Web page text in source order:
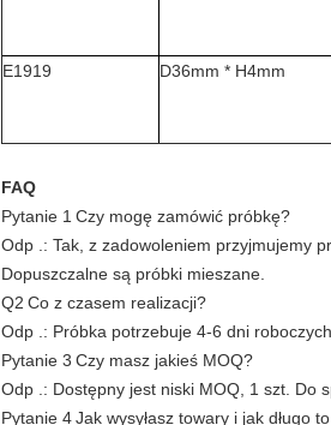
E1919
D36mm * H4mm
FAQ
Pytanie 1 Czy mogę zamówić próbkę?
Odp .: Tak, z zadowoleniem przyjmujemy
Dopuszczalne są próbki mieszane.
Q2 Co z czasem realizacji?
Odp .: Próbka potrzebuje 4-6 dni
Pytanie 3 Czy masz jakieś MOQ?
Odp .: Dostępny jest niski MOQ, 1 szt. Do
Pytanie 4Jak wysyłasz towary i jak długo